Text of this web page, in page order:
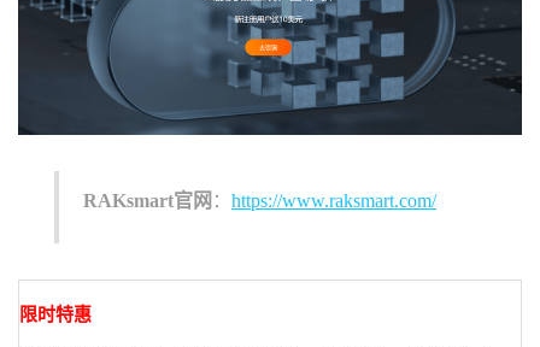
RAKsmart官网 ： https://www.raksmart.com/
限时特惠